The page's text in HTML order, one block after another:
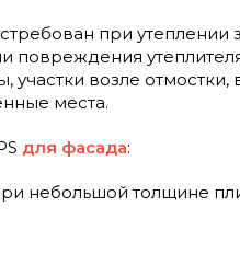
при утеплении
повреждения
участки возле
места.
для фасада:
небольшой толщине